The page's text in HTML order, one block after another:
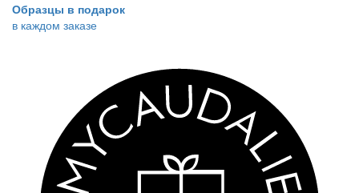
Образцы в подарок
в каждом заказе